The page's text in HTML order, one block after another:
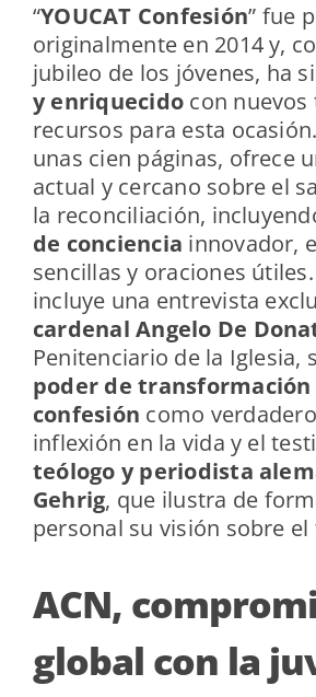
“YOUCAT Confesión” fue
originalmente en 2014 y,
jubileo de los jóvenes, ha
y enriquecido con
recursos para esta
unas cien páginas, ofrece
actual y cercano sobre el
la reconciliación,
de conciencia innovador,
sencillas y oraciones
incluye una entrevista
cardenal Angelo De
Penitenciario de la Iglesia,
poder de transformación
confesión como
inflexión en la vida y el
teólogo y periodista
Gehrig, que ilustra de
personal su visión sobre el
ACN,
global con la